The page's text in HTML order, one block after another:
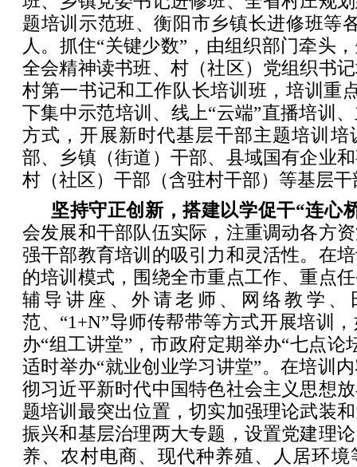
题培训示范班、衡阳市乡镇长进修班等
人。抓住“关键少数”，由组织部门牵头
全会精神读书班、村（社区）党组织书
村第一书记和工作队长培训班，培训重
下集中示范培训、线上“云端”直播培训
方式，开展新时代基层干部主题培训培
部、乡镇（街道）干部、县域国有企业
村（社区）干部（含驻村干部）等基层
坚持守正创新，搭建以学促干“连心
会发展和干部队伍实际，注重调动各方
强干部教育培训的吸引力和灵活性。在
的培训模式，围绕全市重点工作、重点
辅导讲座、外请老师、网络教学、
范、“1+N”导师传帮带等方式开展培训
办“组工讲堂”，市政府定期举办“七点论
适时举办“就业创业学习讲堂”。在培训
彻习近平新时代中国特色社会主义思想
题培训最突出位置，切实加强理论武装
振兴和基层治理两大专题，设置党建理
养、农村电商、现代种养殖、人居环境